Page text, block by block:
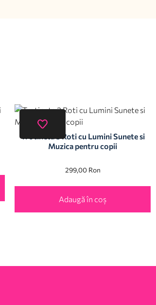
Trotineta 3 Roti cu Lumini Sunete si
Muzica pentru copii
299,00 Ron
Adaugă în coș